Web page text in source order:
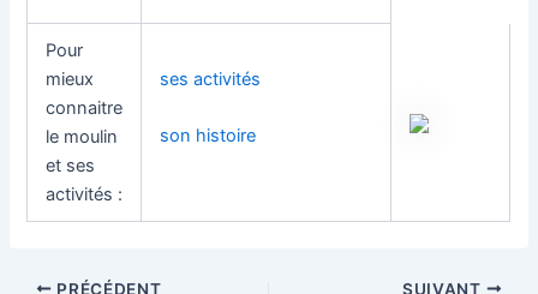
Pour
mieux
connaitre
le moulin
et ses
activités :
ses activités
son histoire
NavigationPRÉCÉDENT SUIVANT